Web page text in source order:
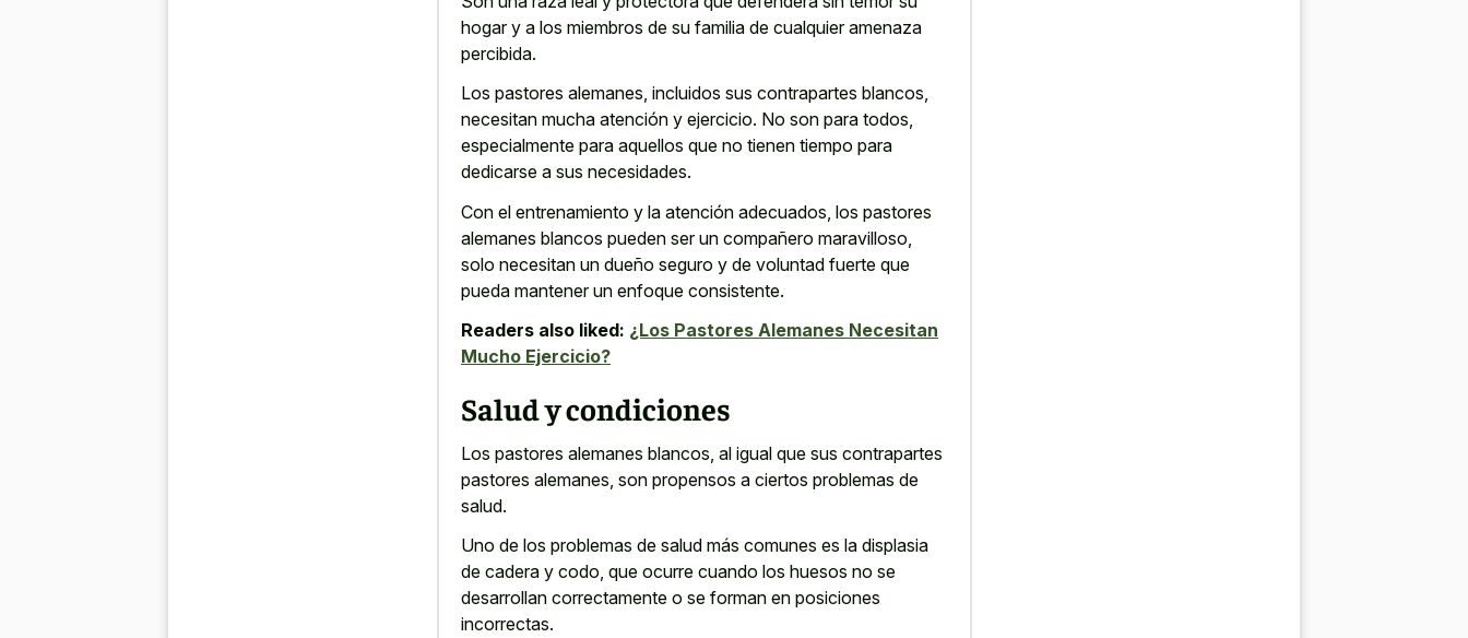
hogar y a los miembros de su familia de cualquier amenaza
percibida.
Los pastores alemanes, incluidos sus contrapartes blancos,
necesitan mucha atención y ejercicio. No son para todos,
especialmente para aquellos que no tienen tiempo para
dedicarse a sus necesidades.
Con el entrenamiento y la atención adecuados, los pastores
alemanes blancos pueden ser un compañero maravilloso,
solo necesitan un dueño seguro y de voluntad fuerte que
pueda mantener un enfoque consistente.
Readers also liked: ¿Los Pastores Alemanes Necesitan
Mucho Ejercicio?
Salud y condiciones
Los pastores alemanes blancos, al igual que sus contrapartes
pastores alemanes, son propensos a ciertos problemas de
salud.
Uno de los problemas de salud más comunes es la displasia
de cadera y codo, que ocurre cuando los huesos no se
desarrollan correctamente o se forman en posiciones
incorrectas.